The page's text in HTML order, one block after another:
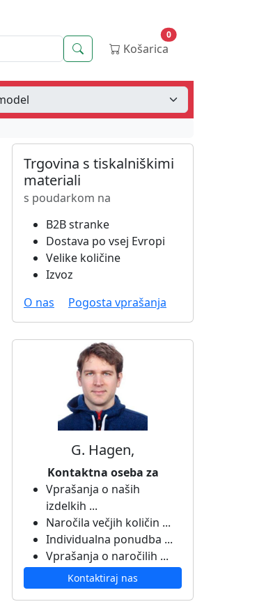
Iskanje Košarica
0
Trgovina s tiskalniškimi
materiali
s poudarkom na
B2B stranke
Dostava po vsej Evropi
Velike količine
Izvoz
O nas
Pogosta vprašanja
G. Hagen,
Kontaktna oseba za
Vprašanja o naših
izdelkih ...
Naročila večjih količin ...
Individualna ponudba ...
Vprašanja o naročilih ...
Kontaktiraj nas